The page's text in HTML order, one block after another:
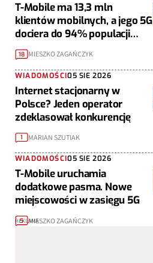
T-Mobile ma 13,3 mln
klientów mobilnych, a jego 5G
dociera do 94% populacji
Polski
18 MIESZKO ZAGAŃCZYK
WIADOMOŚCI05 SIE 2026
Internet stacjonarny w
Polsce? Jeden operator
zdeklasował konkurencję
1 MARIAN SZUTIAK
WIADOMOŚCI05 SIE 2026
T-Mobile uruchamia
dodatkowe pasma. Nowe
miejscowości w zasięgu 5G
5 MIESZKO ZAGAŃCZYK